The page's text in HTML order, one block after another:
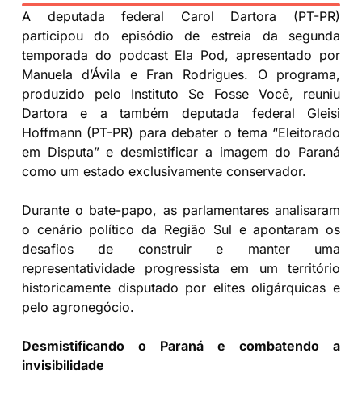
A deputada federal Carol Dartora (PT-PR)
participou do episódio de estreia da segunda
temporada do podcast Ela Pod, apresentado por
Manuela d’Ávila e Fran Rodrigues. O programa,
produzido pelo Instituto Se Fosse Você, reuniu
Dartora e a também deputada federal Gleisi
Hoffmann (PT-PR) para debater o tema “Eleitorado
em Disputa” e desmistificar a imagem do Paraná
como um estado exclusivamente conservador.
Durante o bate-papo, as parlamentares analisaram
o cenário político da Região Sul e apontaram os
desafios de construir e manter uma
representatividade progressista em um território
historicamente disputado por elites oligárquicas e
pelo agronegócio.
Desmistificando o Paraná e combatendo a
invisibilidade